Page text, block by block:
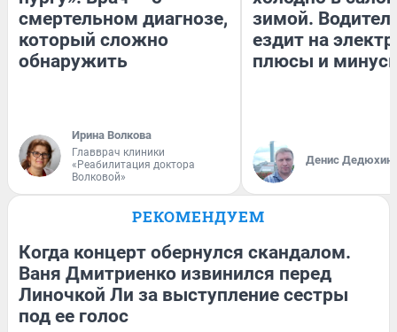
смертельном диагнозе,
который сложно
обнаружить
Ирина Волкова
Главврач клиники
«Реабилитация доктора
Волковой»
зимой.
ездит на
плюсы и
Денис Дедюхин
РЕКОМЕНДУЕМ
Когда концерт обернулся скандалом.
Ваня Дмитриенко извинился перед
Линочкой Ли за выступление сестры
под ее голос